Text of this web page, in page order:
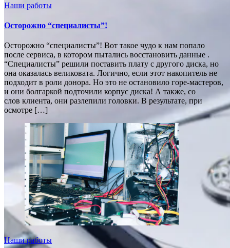
Наши работы
Осторожно “специалисты”!
Осторожно “специалисты”! Вот такое чудо к нам попало
после сервиса, в котором пытались восстановить данные .
“Специалисты” решили поставить плату с другого диска, но
она оказалась великовата. Логично, если этот накопитель не
подходит в роли донора. Но это не остановило горе-мастеров,
и они болгаркой подточили корпус диска! А также, со
слов клиента, они разлепили головки. В результате, при
осмотре […]
Наши работы